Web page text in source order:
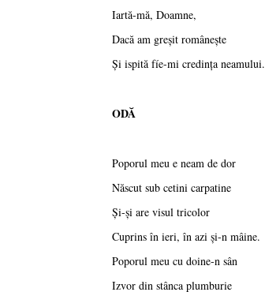
Iartă-mă, Doamne,
Dacă am greşit româneşte
Şi ispită fíe-mi credinţa neamului.
ODĂ
Poporul meu e neam de dor
Născut sub cetini carpatine
Şi-şi are visul tricolor
Cuprins în ieri, în azi şi-n mâine.
Poporul meu cu doine-n sân
Izvor din stânca plumburie